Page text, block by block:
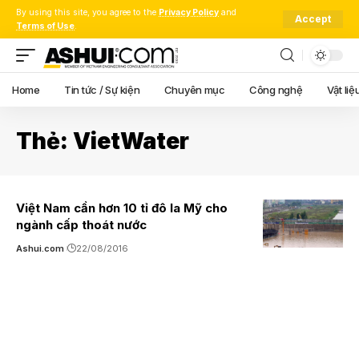
By using this site, you agree to the Privacy Policy and
Terms of Use.
Accept
Home Tin tức / Sự kiện Chuyên mục Công nghệ Vật
Thẻ: VietWater
Việt Nam cần hơn 10 tỉ đô la Mỹ cho
ngành cấp thoát nước
Ashui.com 22/08/2016